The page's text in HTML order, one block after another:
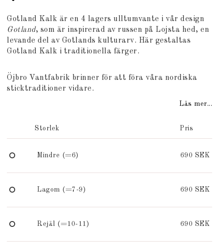
Lägg till i favoritlistan
Gotland Kalk är en 4 lagers ulltumvante i vår design
Gotland, som är inspirerad av russen på Lojsta hed, en
levande del av Gotlands kulturarv. Här gestaltas
Gotland Kalk i traditionella färger.
Öjbro Vantfabrik brinner för att föra våra nordiska
sticktraditioner vidare.
Läs mer...
Storlek Pris
Mindre (=6) 690 SEK
Lagom (=7-9) 690 SEK
Rejäl (=10-11) 690 SEK